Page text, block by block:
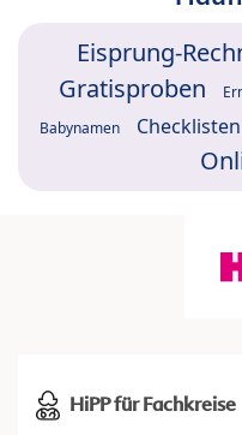
Eisprung-
Gratisproben
Babynamen
HiPP für Fachkreise